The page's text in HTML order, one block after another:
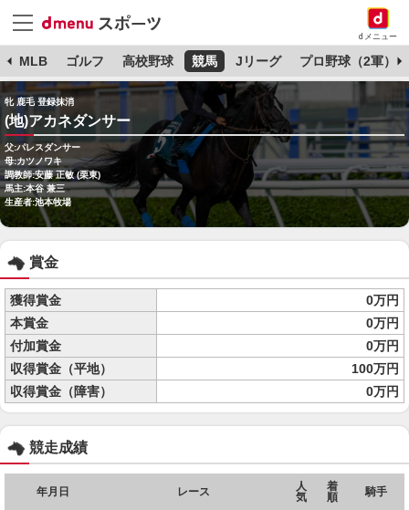
dメニュー
MLB ゴルフ 高校野球 競馬 Jリーグ プロ野球（2軍）
牝 鹿毛 登録抹消
(地)アカネダンサー
父:パレスダンサー
母:カツノワキ
調教師:安藤 正敏 (栗東)
馬主:本谷 兼三
生産者:池本牧場
賞金
獲得賞金
0万円
本賞金
0万円
付加賞金
0万円
収得賞金（平地）
100万円
収得賞金（障害）
0万円
競走成績
年月日 レース
人
気
着
順
騎手